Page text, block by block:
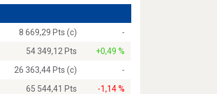
8 669,29 Pts (c)
-
54 349,12 Pts
+0,49 %
26 363,44 Pts (c)
-
65 544,41 Pts -1,14 %